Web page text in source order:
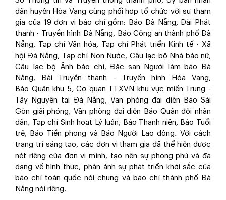
dân huyện Hòa Vang cùng phối hợp tổ chức với sự tham
gia của 19 đơn vị báo chí gồm: Báo Đà Nẵng,Đài Phát
thanh - Truyền hình Đà Nẵng, Báo Công an thành phố Đà
Nẵng, Tạp chí Văn hóa,Tạp chí Phát triển Kinh tế - Xã
hội Đà Nẵng, Tạp chí Non Nước, Câu lạc bộ Nhà báo nữ,
Câu lạc bộ Ảnh báo chí, Đặc san Người làm báo Đà
Nẵng, Đài Truyền thanh - Truyền hình Hòa Vang,
Báo Quân khu 5,Cơ quan TTXVN khu vực miền Trung -
Tây Nguyên tại Đà Nẵng, Văn phòng đại diện Báo Sài
Gòn giải phóng, Văn phòng đại diện Báo Quân đội nhân
dân, Tạp chí Sinh hoạt Lý luận, Báo Thanh niên,Báo Tuổi
trẻ, Báo Tiền phong và Báo Người Lao động. Với cách
trang trí sáng tạo, các đơn vị tham gia đã thể hiện được
nét riêng của đơn vị mình, tạo nên sự phong phú và đa
dạng về hình thức, phản ánh sự phát triển khởi sắc của
báo chí toàn quốc nói chung và báo chí thành phố Đà
Nẵng nói riêng.